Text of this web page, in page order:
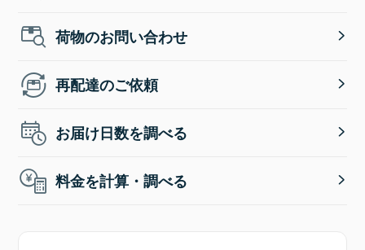
荷物のお問い合わせ
再配達のご依頼
お届け日数を調べる
料金を計算・調べる